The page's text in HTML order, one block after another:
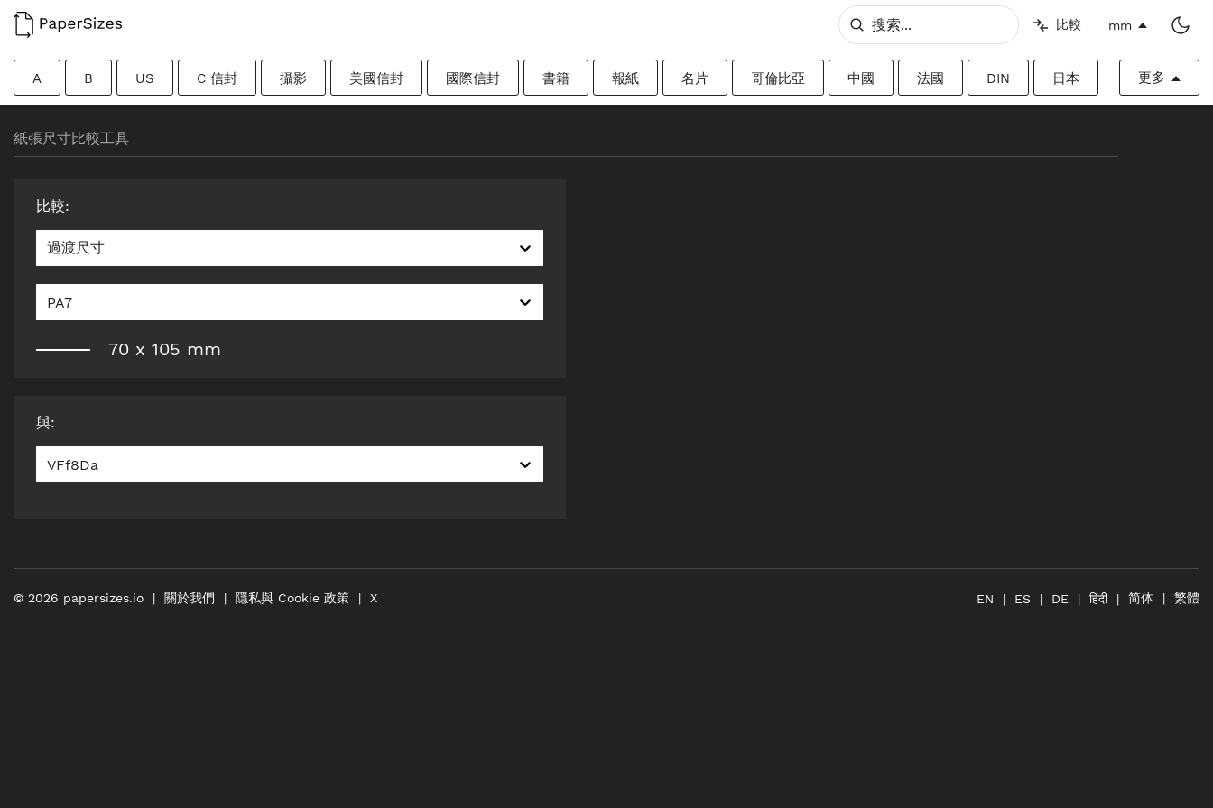
比較 mm
A B US C 信封 攝影 美國信封 國際信封 書籍 報紙 名片 哥倫比亞 中國 法國 DIN 日本 更多
紙張尺寸比較工具
比較:
過渡尺寸
PA7
70 x 105 mm
與:
VFf8Da
© 2026 papersizes.io 關於我們 隱私與 Cookie 政策 X EN ES DE हिंदी 简体 繁體